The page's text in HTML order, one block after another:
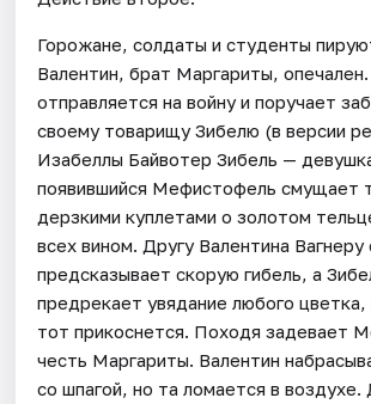
Горожане, солдаты и студенты
Валентин, брат Маргариты,
отправляется на войну и поручает
своему товарищу Зибелю (в версии
Изабеллы Байвотер Зибель —
появившийся Мефистофель смущает
дерзкими куплетами о золотом
всех вином. Другу Валентина Вагнеру
предсказывает скорую гибель, а
предрекает увядание любого
тот прикоснется. Походя задевает
честь Маргариты. Валентин
со шпагой, но та ломается в